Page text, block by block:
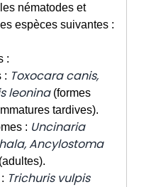
nématodes et
espèces suivantes :
:
: Toxocara canis,
leonina(formes
tardives).
: Uncinaria
Ancylostoma
Trichuris vulpis